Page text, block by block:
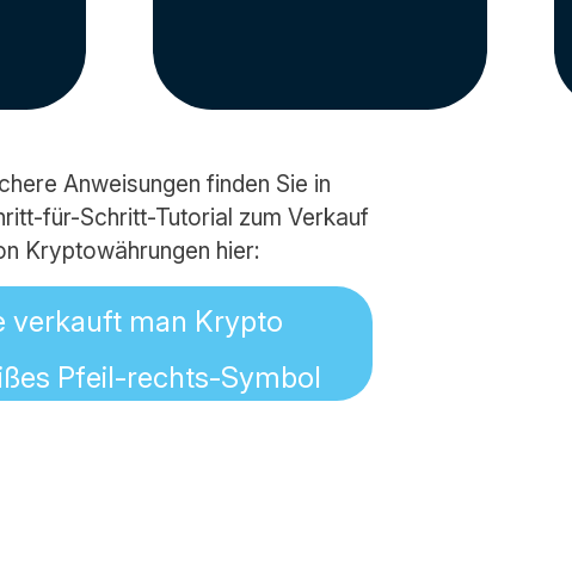
Anweisungen finden Sie in
für-Schritt-Tutorial zum Verkauf
Kryptowährungen hier:
verkauft man Krypto